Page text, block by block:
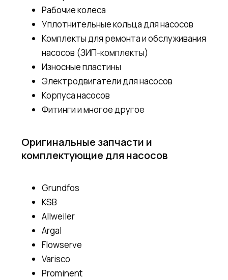
Рабочие колеса
Уплотнительные кольца для насосов
Комплекты для ремонта и обслуживания
насосов (ЗИП-комплекты)
Износные пластины
Электродвигатели для насосов
Корпуса насосов
Фитинги и многое другое
Оригинальные запчасти и
комплектующие для насосов
Grundfos
KSB
Allweiler
Argal
Flowserve
Varisco
Prominent